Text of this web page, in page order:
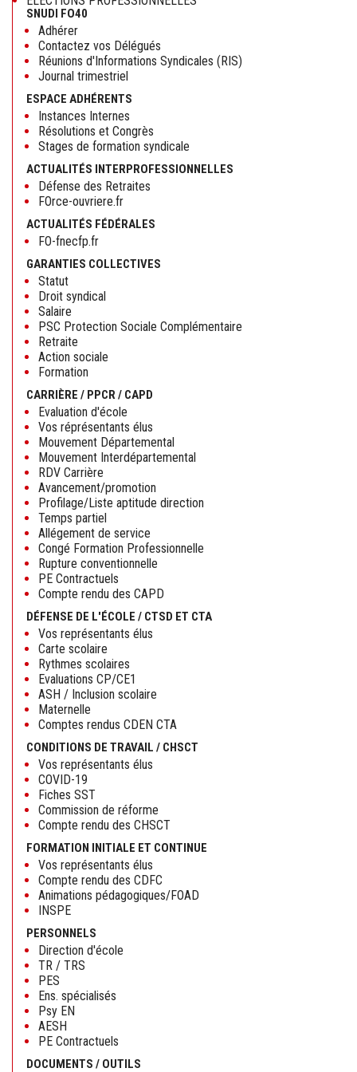
SNUDI FO40
Adhérer
Contactez vos Délégués
Réunions d'Informations Syndicales (RIS)
Journal trimestriel
ESPACE ADHÉRENTS
Instances Internes
Résolutions et Congrès
Stages de formation syndicale
ACTUALITÉS INTERPROFESSIONNELLES
Défense des Retraites
FOrce-ouvriere.fr
ACTUALITÉS FÉDÉRALES
FO-fnecfp.fr
GARANTIES COLLECTIVES
Statut
Droit syndical
Salaire
PSC Protection Sociale Complémentaire
Retraite
Action sociale
Formation
CARRIÈRE / PPCR / CAPD
Evaluation d'école
Vos réprésentants élus
Mouvement Départemental
Mouvement Interdépartemental
RDV Carrière
Avancement/promotion
Profilage/Liste aptitude direction
Temps partiel
Allégement de service
Congé Formation Professionnelle
Rupture conventionnelle
PE Contractuels
Compte rendu des CAPD
DÉFENSE DE L'ÉCOLE / CTSD ET CTA
Vos représentants élus
Carte scolaire
Rythmes scolaires
Evaluations CP/CE1
ASH / Inclusion scolaire
Maternelle
Comptes rendus CDEN CTA
CONDITIONS DE TRAVAIL / CHSCT
Vos représentants élus
COVID-19
Fiches SST
Commission de réforme
Compte rendu des CHSCT
FORMATION INITIALE ET CONTINUE
Vos représentants élus
Compte rendu des CDFC
Animations pédagogiques/FOAD
INSPE
PERSONNELS
Direction d'école
TR / TRS
PES
Ens. spécialisés
Psy EN
AESH
PE Contractuels
DOCUMENTS / OUTILS